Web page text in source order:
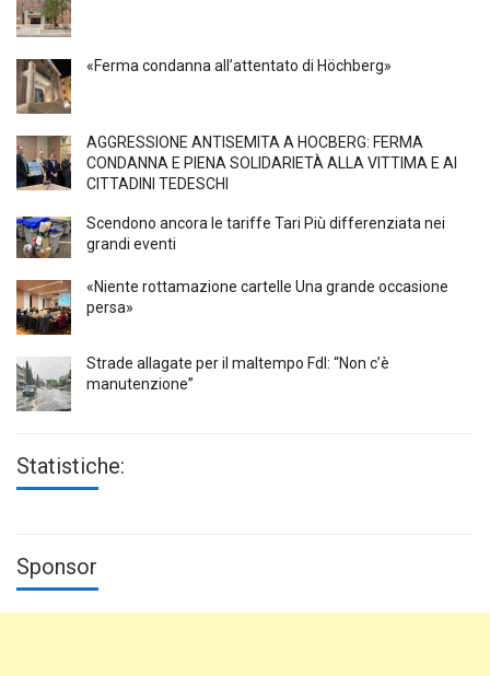
«Ferma condanna all’attentato di Höchberg»
AGGRESSIONE ANTISEMITA A HÖCBERG: FERMA
CONDANNA E PIENA SOLIDARIETÀ ALLA VITTIMA E AI
CITTADINI TEDESCHI
Scendono ancora le tariffe Tari Più differenziata nei
grandi eventi
«Niente rottamazione cartelle Una grande occasione
persa»
Strade allagate per il maltempo FdI: “Non c’è
manutenzione”
Statistiche:
Sponsor